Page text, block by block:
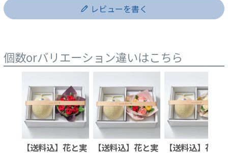
レビューを書く
個数orバリエーション違いはこちら
【送料込】花と実 【送料込】花と実 【送料込】花と